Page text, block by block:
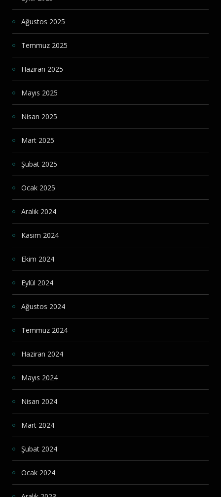
Ağustos 2025
Temmuz 2025
Haziran 2025
Mayıs 2025
Nisan 2025
Mart 2025
Şubat 2025
Ocak 2025
Aralık 2024
Kasım 2024
Ekim 2024
Eylül 2024
Ağustos 2024
Temmuz 2024
Haziran 2024
Mayıs 2024
Nisan 2024
Mart 2024
Şubat 2024
Ocak 2024